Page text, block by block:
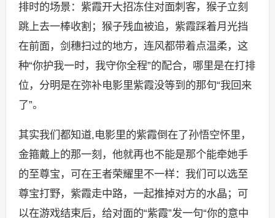
排时的场景：紫霞开大招冻住对面刺客，猴子立刻
跳上去一棒收割；猴子残血被追，紫霞踩着月光挡
在前面，剑穗扫过的地方，连风都带着点温柔，这
种“你护我一时，我守你全程”的配合，哪里是在打排
位，分明是在弥补电影里紫霞没等到的那句“我回来
了”。
其实我们都知道,电影里的紫霞倒在了孙悟空怀里，
金箍戴上的那一刻，他就再也不能是那个能牵她手
的至尊宝，可在王者荣耀里不一样：我们可以选至
尊宝打野，紫霞走中路，一起推掉对方的水晶；可
以在游戏结束后，给对面的“紫霞”发一句“你的意中